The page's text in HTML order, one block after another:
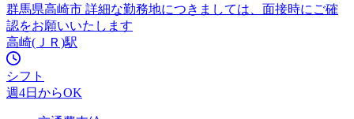
群馬県高崎市 詳細な勤務地につきましては、面接時にご確
認をお願いいたします
高崎(ＪＲ)駅
シフト
週4日からOK